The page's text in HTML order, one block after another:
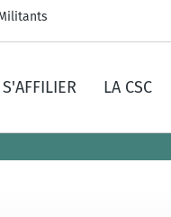
S'AFFILIER LA CSC